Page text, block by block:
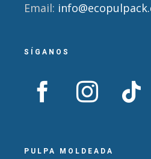
Email:
SÍGANOS
PULPA MOLDEADA